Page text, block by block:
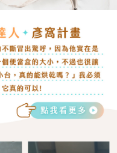
關係目的，商店將以您的個人
認、核對及更正。
oppay.tw/userRule
帳頁面顯示為準，若有關於
問，請聯繫「AFTEE先享後付
support/home
先享後付」服務完成之交
並將交易相關給付款項請求債
：
監護人之同意方可使用
帳號之用戶狀況，依本公司即